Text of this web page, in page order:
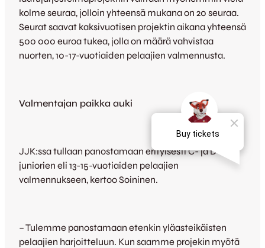
kolme seuraa, jolloin yhteensä mukana on 20 seuraa.
Seurat saavat kaksivuotisen projektin aikana yhteensä
500 000 euroa tukea, jolla on määrä vahvistaa
nuorten, 10-17-vuotiaiden pelaajien valmennusta.
Valmentajan paikka auki
JJK:ssa tullaan panostamaan erityisesti C- ja D-
juniorien eli 13-15-vuotiaiden pelaajien
valmennukseen, kertoo Soininen.
– Tulemme panostamaan etenkin yläasteikäisten
pelaajien harjoitteluun. Kun saamme projekin myötä